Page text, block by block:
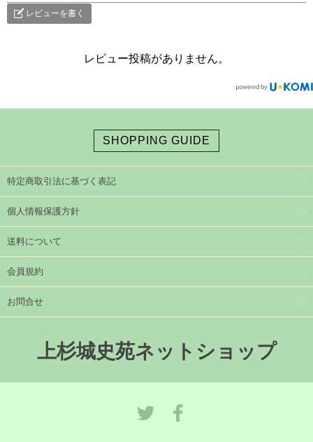
レビューを書く
レビュー投稿がありません。
SHOPPING GUIDE
特定商取引法に基づく表記
個人情報保護方針
送料について
会員規約
お問合せ
上杉城史苑ネットショップ